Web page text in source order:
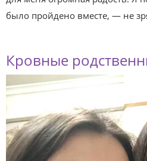
было пройдено вместе, — не
Кровные